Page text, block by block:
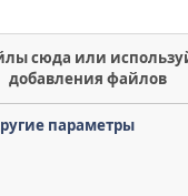
сюда или
добавления файлов
параметры